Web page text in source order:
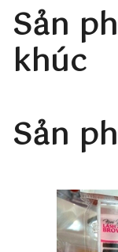
Sản
khúc
Sản